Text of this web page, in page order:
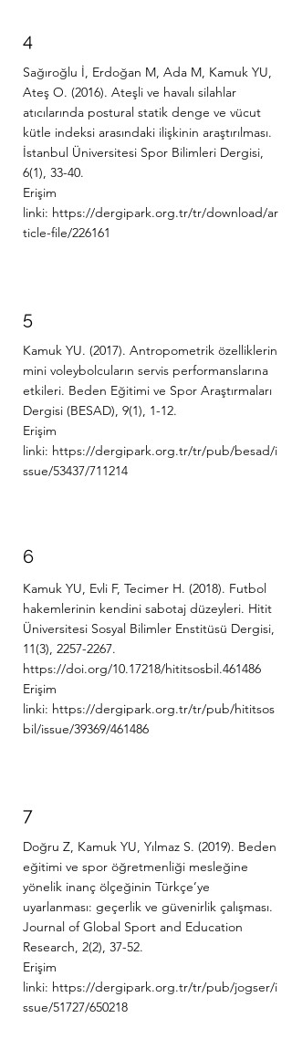
4
Sağıroğlu İ, Erdoğan M, Ada M, Kamuk YU,
Ateş O. (2016). Ateşli ve havalı silahlar
atıcılarında postural statik denge ve vücut
kütle indeksi arasındaki ilişkinin araştırılması.
İstanbul Üniversitesi Spor Bilimleri Dergisi,
6(1), 33-40.
Erişim
linki: https://dergipark.org.tr/tr/download/ar
ticle-file/226161
5
Kamuk YU. (2017). Antropometrik özelliklerin
mini voleybolcuların servis performanslarına
etkileri. Beden Eğitimi ve Spor Araştırmaları
Dergisi (BESAD), 9(1), 1-12.
Erişim
linki: https://dergipark.org.tr/tr/pub/besad/i
ssue/53437/711214
6
Kamuk YU, Evli F, Tecimer H. (2018). Futbol
hakemlerinin kendini sabotaj düzeyleri. Hitit
Üniversitesi Sosyal Bilimler Enstitüsü Dergisi,
11(3), 2257-2267.
https://doi.org/10.17218/hititsosbil.461486
Erişim
linki: https://dergipark.org.tr/tr/pub/hititsos
bil/issue/39369/461486
7
Doğru Z, Kamuk YU, Yılmaz S. (2019). Beden
eğitimi ve spor öğretmenliği mesleğine
yönelik inanç ölçeğinin Türkçe’ye
uyarlanması: geçerlik ve güvenirlik çalışması.
Journal of Global Sport and Education
Research, 2(2), 37-52.
Erişim
linki: https://dergipark.org.tr/tr/pub/jogser/i
ssue/51727/650218